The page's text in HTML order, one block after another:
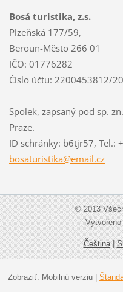
Bosá turistika, z.s.
Plzeňská 177/59,
Beroun-Město 266 01
IČO: 01776282
Číslo účtu: 2200453812/
Spolek, zapsaný pod sp.
Praze.
ID schránky: b6tjr57, Tel.:
bosaturistika@email.cz
© 2013
Čeština|
Zobraziť: Mobilnú verziu|